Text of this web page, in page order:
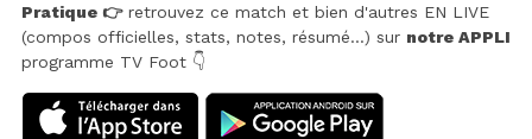
Pratique 👉retrouvez ce match et bien d'autres EN LIVE
(compos officielles, stats, notes, résumé...) sur notre APPLI
programme TV Foot 👇